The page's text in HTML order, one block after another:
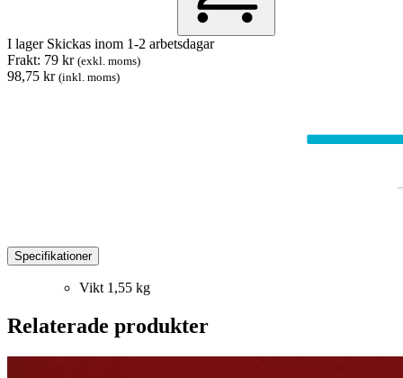
I lager Skickas inom 1-2 arbetsdagar
Frakt: 79 kr (exkl. moms)
98,75 kr (inkl. moms)
Specifikationer
Vikt 1,55 kg
Relaterade produkter